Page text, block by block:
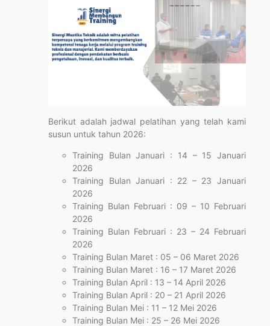
Berikut adalah jadwal pelatihan yang telah kami
susun untuk tahun 2026:
Training Bulan Januari : 14 – 15 Januari
2026
Training Bulan Januari : 22 – 23 Januari
2026
Training Bulan Februari : 09 – 10 Februari
2026
Training Bulan Februari : 23 – 24 Februari
2026
Training Bulan Maret : 05 – 06 Maret 2026
Training Bulan Maret : 16 – 17 Maret 2026
Training Bulan April : 13 – 14 April 2026
Training Bulan April : 20 – 21 April 2026
Training Bulan Mei : 11 – 12 Mei 2026
Training Bulan Mei : 25 – 26 Mei 2026